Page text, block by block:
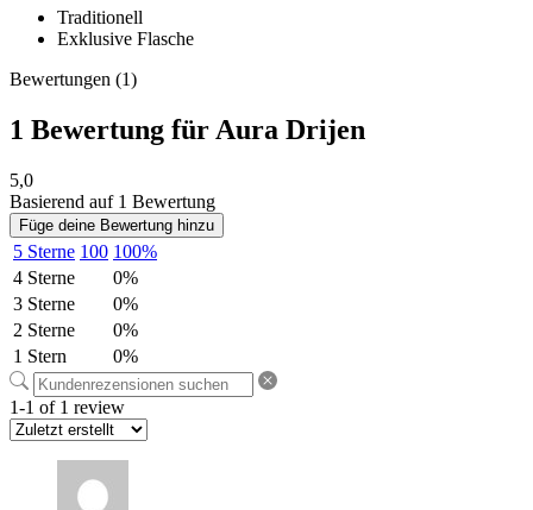
Traditionell
Exklusive Flasche
Bewertungen (1)
1 Bewertung für Aura Drijen
5,0
Basierend auf 1 Bewertung
Füge deine Bewertung hinzu
5 Sterne 100 100%
4 Sterne
0%
3 Sterne
0%
2 Sterne
0%
1 Stern
0%
1-1 of 1 review